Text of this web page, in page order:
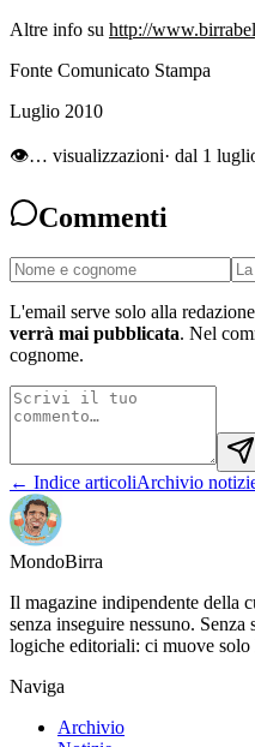
Altre info su http://
Fonte Comunicato Stampa
Luglio 2010
👁… visualizzazioni· dal 1
Commenti
L'email serve solo alla
verrà mai pubblicata. Nel
cognome.
← Indice articoliArchivio
MondoBirra
Il magazine indipendente della
senza inseguire nessuno.
logiche editoriali: ci muove solo
Naviga
Archivio